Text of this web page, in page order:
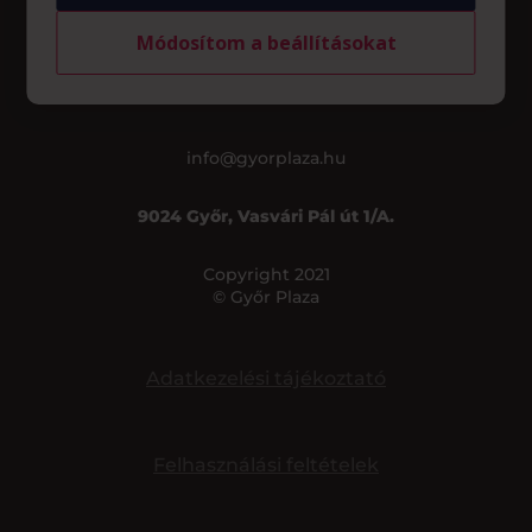
Általános nyitvatartás*
Hétfő – Szombat09:00 – 20:00
Vasárnap
10:00 – 18:00
info@gyorplaza.hu
9024 Győr, Vasvári Pál út 1/A.
Copyright 2021
© Győr Plaza
Módosítom a beállításokat